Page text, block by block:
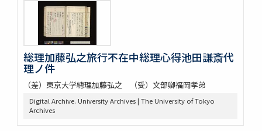
総理加藤弘之旅行不在中総理心得池田謙斎代
理ノ件
（差）東京大学總理加藤弘之 （受）文部卿福岡孝弟
Digital Archive. University Archives | The University of Tokyo
Archives